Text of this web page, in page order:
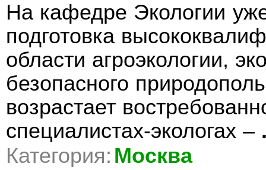
На кафедре Экологии
подготовка
области агроэкологии,
безопасного
возрастает
специалистах-экологах –
Категория: Москва